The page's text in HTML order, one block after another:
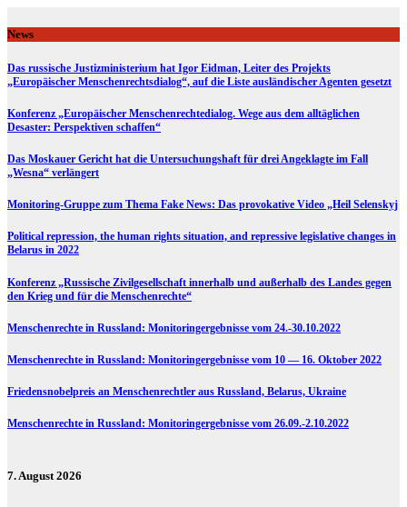
to
content
News
Das russische Justizministerium hat Igor Eidman, Leiter des Projekts
„Europäischer Menschenrechtsdialog“, auf die Liste ausländischer Agenten gesetzt
Konferenz „Europäischer Menschenrechtedialog. Wege aus dem alltäglichen
Desaster: Perspektiven schaffen“
Das Moskauer Gericht hat die Untersuchungshaft für drei Angeklagte im Fall
„Wesna“ verlängert
Monitoring-Gruppe zum Thema Fake News: Das provokative Video „Heil Selenskyj
Political repression, the human rights situation, and repressive legislative changes in
Belarus in 2022
Konferenz „Russische Zivilgesellschaft innerhalb und außerhalb des Landes gegen
den Krieg und für die Menschenrechte“
Menschenrechte in Russland: Monitoringergebnisse vom 24.-30.10.2022
Menschenrechte in Russland: Monitoringergebnisse vom 10 — 16. Oktober 2022
Friedensnobelpreis an Menschenrechtler aus Russland, Belarus, Ukraine
Menschenrechte in Russland: Monitoringergebnisse vom 26.09.-2.10.2022
7. August 2026